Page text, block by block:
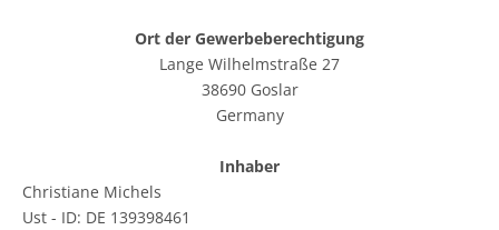
Ort der Gewerbeberechtigung
Lange Wilhelmstraße 27
38690 Goslar
Germany
Inhaber
Christiane Michels
Ust - ID: DE 139398461